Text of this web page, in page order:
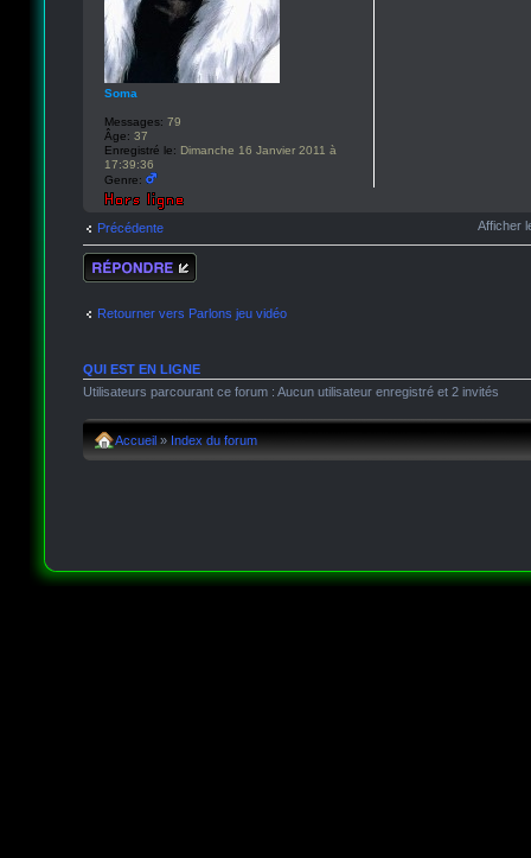
Soma
Messages: 79
Âge: 37
Enregistré le: Dimanche 16 Janvier 2011 à
17:39:36
Genre:
Précédente Afficher
Répondre
Retourner vers Parlons jeu vidéo
QUI EST EN LIGNE
Utilisateurs parcourant ce forum : Aucun utilisateur enregistré et 2 invités
Accueil » Index du forum